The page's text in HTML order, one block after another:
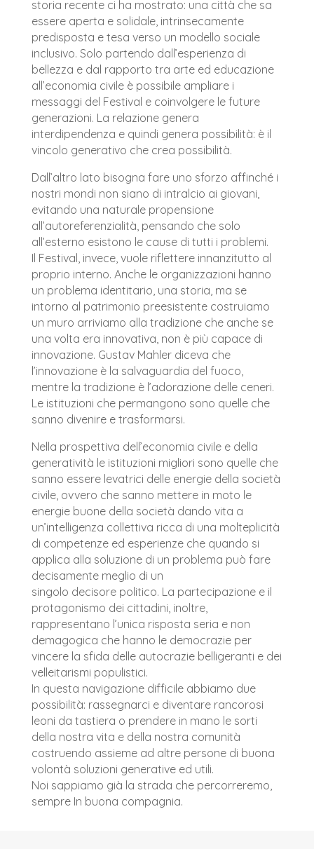
storia recente ci ha mostrato: una città che sa
essere aperta e solidale, intrinsecamente
predisposta e tesa verso un modello sociale
inclusivo. Solo partendo dall’esperienza di
bellezza e dal rapporto tra arte ed educazione
all’economia civile è possibile ampliare i
messaggi del Festival e coinvolgere le future
generazioni. La relazione genera
interdipendenza e quindi genera possibilità: è il
vincolo generativo che crea possibilità.
Dall’altro lato bisogna fare uno sforzo affinché i
nostri mondi non siano di intralcio ai giovani,
evitando una naturale propensione
all’autoreferenzialità, pensando che solo
all’esterno esistono le cause di tutti i problemi.
Il Festival, invece, vuole riflettere innanzitutto al
proprio interno. Anche le organizzazioni hanno
un problema identitario, una storia, ma se
intorno al patrimonio preesistente costruiamo
un muro arriviamo alla tradizione che anche se
una volta era innovativa, non è più capace di
innovazione. Gustav Mahler diceva che
l’innovazione è la salvaguardia del fuoco,
mentre la tradizione è l’adorazione delle ceneri.
Le istituzioni che permangono sono quelle che
sanno divenire e trasformarsi.
Nella prospettiva dell’economia civile e della
generatività le istituzioni migliori sono quelle che
sanno essere levatrici delle energie della società
civile, ovvero che sanno mettere in moto le
energie buone della società dando vita a
un’intelligenza collettiva ricca di una molteplicità
di competenze ed esperienze che quando si
applica alla soluzione di un problema può fare
decisamente meglio di un
singolo decisore politico. La partecipazione e il
protagonismo dei cittadini, inoltre,
rappresentano l’unica risposta seria e non
demagogica che hanno le democrazie per
vincere la sfida delle autocrazie belligeranti e dei
velleitarismi populistici.
In questa navigazione difficile abbiamo due
possibilità: rassegnarci e diventare rancorosi
leoni da tastiera o prendere in mano le sorti
della nostra vita e della nostra comunità
costruendo assieme ad altre persone di buona
volontà soluzioni generative ed utili.
Noi sappiamo già la strada che percorreremo,
sempre In buona compagnia.